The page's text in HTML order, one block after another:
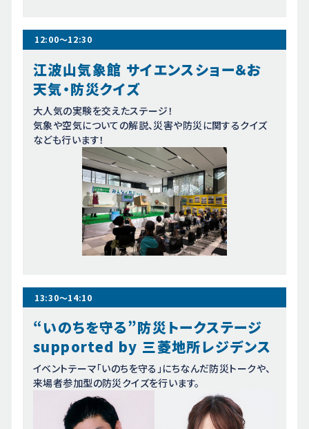
12:00～12:30
江波山気象館 サイエンスショー＆お
天気・防災クイズ
大人気の実験を交えたステージ！
気象や空気についての解説、災害や防災に関するクイズ
なども行います！
13:30～14:10
“いのちを守る”防災トークステージ
supported by 三菱地所レジデンス
イベントテーマ「いのちを守る」にちなんだ防災トークや、
来場者参加型の防災クイズを行います。